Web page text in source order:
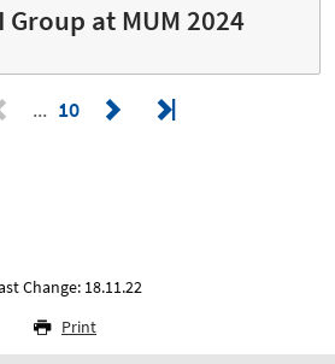
Group at MUM 2024
10
Change: 18.11.22
Print